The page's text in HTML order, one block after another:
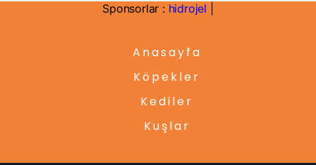
Sponsorlar : hidrojel
Anasayfa
Köpekler
Kediler
Kuşlar